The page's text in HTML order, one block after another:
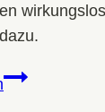
Hausmittel